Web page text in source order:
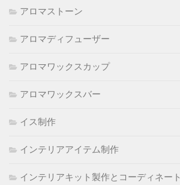
アロマストーン
アロマディフューザー
アロマワックスカップ
アロマワックスバー
イス制作
インテリアアイテム制作
インテリアキット製作とコーディネート